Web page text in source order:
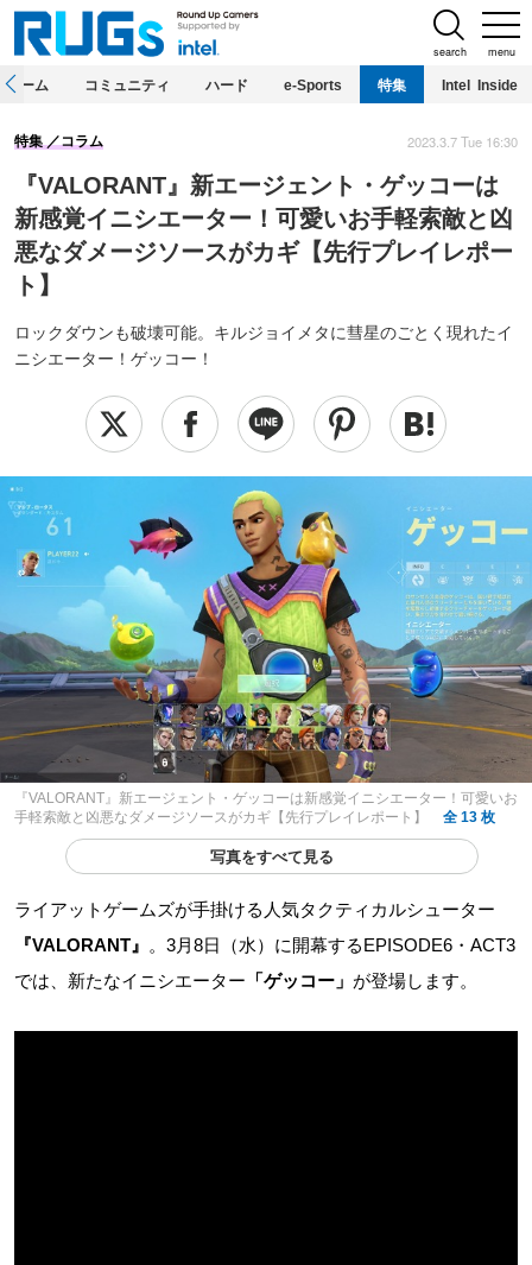
menu
search
ホーム コミュニティ ハード e-Sports 特集 Intel Inside
『VALORANT』新エージェント・ゲッコーは
新感覚イニシエーター！可愛いお手軽索敵と凶
悪なダメージソースがカギ【先行プレイレポー
ト】
ロックダウンも破壊可能。キルジョイメタに彗星のごとく現れたイ
ニシエーター！ゲッコー！
特集 コラム 2023.3.7 Tue 16:30
『VALORANT』新エージェント・ゲッコーは新感覚イニシエーター！可愛いお
手軽索敵と凶悪なダメージソースがカギ【先行プレイレポート】
全 13 枚
写真をすべて見る
ライアットゲームズが手掛ける人気タクティカルシューター
『VALORANT』 。3月8日（水）に開幕するEPISODE6・ACT3
では、新たなイニシエーター 「ゲッコー」 が登場します。